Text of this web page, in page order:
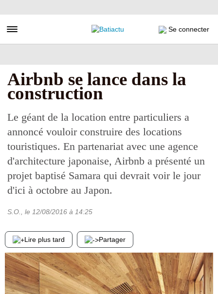
au
principal
Toggle navigation Se connecter
Airbnb se lance dans la
construction
Le géant de la location entre particuliers a
annoncé vouloir construire des locations
touristiques. En partenariat avec une agence
d'architecture japonaise, Airbnb a présenté un
projet baptisé Samara qui devrait voir le jour
d'ici à octobre au Japon.
S.O. , le 12/08/2016 à 14:25
Lire plus tard Partager